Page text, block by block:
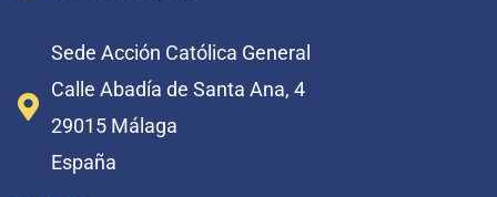
Sede Acción Católica General
Calle Abadía de Santa Ana, 4
29015 Málaga
España